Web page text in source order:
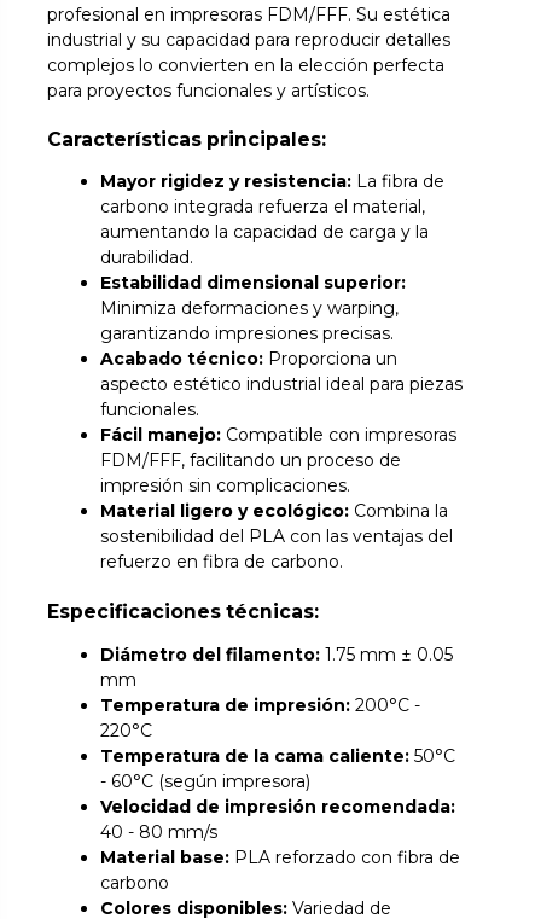
profesional en impresoras FDM/FFF. Su estética
industrial y su capacidad para reproducir detalles
complejos lo convierten en la elección perfecta
para proyectos funcionales y artísticos.
Características principales:
Mayor rigidez y resistencia: La fibra de
carbono integrada refuerza el material,
aumentando la capacidad de carga y la
durabilidad.
Estabilidad dimensional superior:
Minimiza deformaciones y warping,
garantizando impresiones precisas.
Acabado técnico: Proporciona un
aspecto estético industrial ideal para piezas
funcionales.
Fácil manejo: Compatible con impresoras
FDM/FFF, facilitando un proceso de
impresión sin complicaciones.
Material ligero y ecológico: Combina la
sostenibilidad del PLA con las ventajas del
refuerzo en fibra de carbono.
Especificaciones técnicas:
Diámetro del filamento: 1.75 mm ± 0.05
mm
Temperatura de impresión: 200°C -
220°C
Temperatura de la cama caliente: 50°C
- 60°C (según impresora)
Velocidad de impresión recomendada:
40 - 80 mm/s
Material base: PLA reforzado con fibra de
carbono
Colores disponibles: Variedad de